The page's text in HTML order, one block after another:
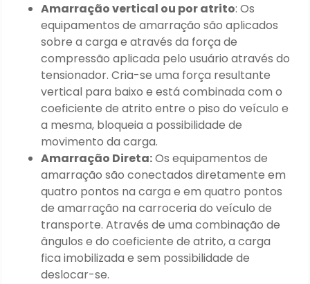
Amarração vertical ou por atrito: Os
equipamentos de amarração são aplicados
sobre a carga e através da força de
compressão aplicada pelo usuário através do
tensionador. Cria-se uma força resultante
vertical para baixo e está combinada com o
coeficiente de atrito entre o piso do veículo e
a mesma, bloqueia a possibilidade de
movimento da carga.
Amarração Direta:Os equipamentos de
amarração são conectados diretamente em
quatro pontos na carga e em quatro pontos
de amarração na carroceria do veículo de
transporte. Através de uma combinação de
ângulos e do coeficiente de atrito, a carga
fica imobilizada e sem possibilidade de
deslocar-se.